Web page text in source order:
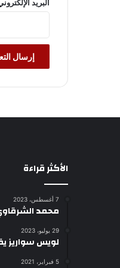
البريد
الأكثر قراءة
7 أغسطس، 2023
محمد
29 يوليو، 2023
لويس سواريز
5 فبراير، 2021